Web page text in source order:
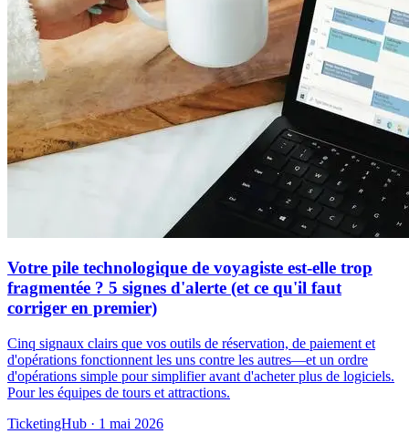
Votre pile technologique de voyagiste est-elle trop
fragmentée ? 5 signes d'alerte (et ce qu'il faut
corriger en premier)
Cinq signaux clairs que vos outils de réservation, de paiement et
d'opérations fonctionnent les uns contre les autres—et un ordre
d'opérations simple pour simplifier avant d'acheter plus de logiciels.
Pour les équipes de tours et attractions.
TicketingHub · 1 mai 2026